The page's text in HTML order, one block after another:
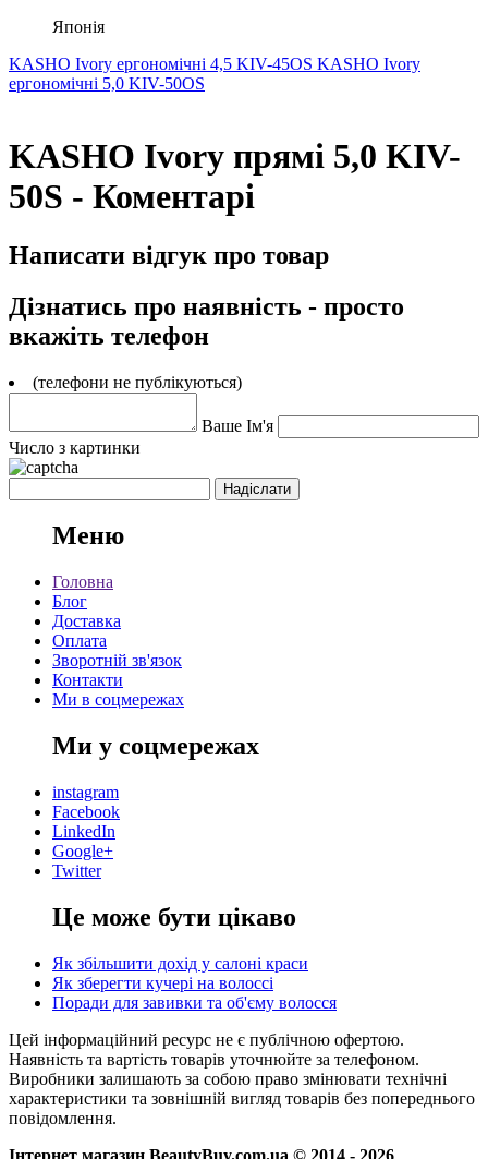
Японія
KASHO Ivory ергономічні 4,5 KIV-45OS KASHO Ivory
ергономічні 5,0 KIV-50OS
KASHO Ivory прямі 5,0 KIV-
50S - Коментарі
Написати відгук про товар
Дізнатись про наявність - просто
вкажіть телефон
(телефони не публікуються)
Ваше Ім'я
Число з картинки
Меню
Головна
Блог
Доставка
Оплата
Зворотній зв'язок
Контакти
Ми в соцмережах
Ми у соцмережах
instagram
Facebook
LinkedIn
Google+
Twitter
Це може бути цікаво
Як збільшити дохід у салоні краси
Як зберегти кучері на волоссі
Поради для завивки та об'єму волосся
Цей інформаційний ресурс не є публічною офертою.
Наявність та вартість товарів уточнюйте за телефоном.
Виробники залишають за собою право змінювати технічні
характеристики та зовнішній вигляд товарів без попереднього
повідомлення.
Інтернет магазин BeautyBuy.com.ua © 2014 - 2026